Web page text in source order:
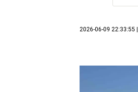
2026-06-09 22:33:55